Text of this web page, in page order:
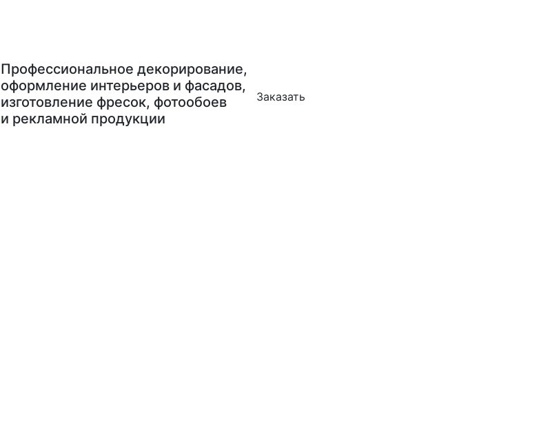
Профессиональное декорирование,
оформление интерьеров и фасадов,
изготовление фресок, фотообоев
и рекламной продукции
Заказать